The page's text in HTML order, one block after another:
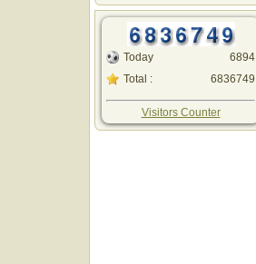
Today
Total :
6894
6836749
Visitors Counter